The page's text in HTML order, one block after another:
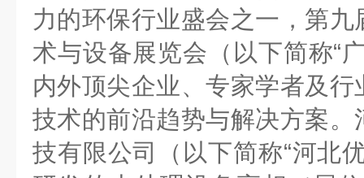
力的环保行业盛会之一，第
术与设备展览会（以下简称“
内外顶尖企业、专家学者及
技术的前沿趋势与解决方案
技有限公司（以下简称“河北